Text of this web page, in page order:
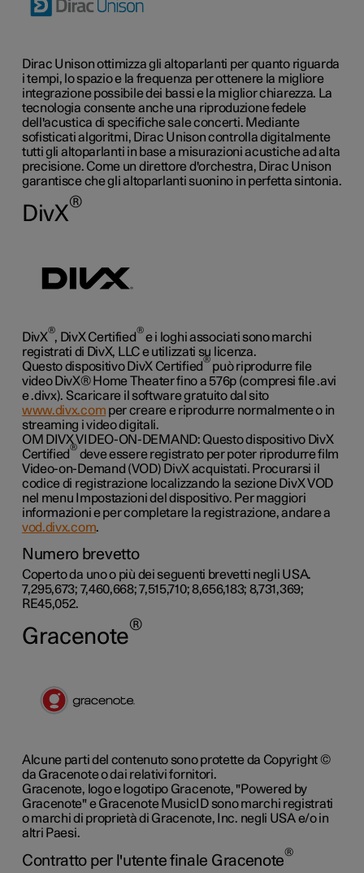
Dirac Unison ottimizza gli altoparlanti per quanto riguarda
i tempi, lo spazio e la frequenza per ottenere la migliore
integrazione possibile dei bassi e la miglior chiarezza. La
tecnologia consente anche una riproduzione fedele
dell'acustica di specifiche sale concerti. Mediante
sofisticati algoritmi, Dirac Unison controlla digitalmente
tutti gli altoparlanti in base a misurazioni acustiche ad alta
precisione. Come un direttore d'orchestra, Dirac Unison
garantisce che gli altoparlanti suonino in perfetta sintonia.
DivX
®
DivX
®
, DivX Certified
®
e i loghi associati sono marchi
registrati di DivX, LLC e utilizzati su licenza.
Questo dispositivo DivX Certified
®
può riprodurre file
video DivX® Home Theater fino a 576p (compresi file .avi
e .divx). Scaricare il software gratuito dal sito
www.divx.com per creare e riprodurre normalmente o in
streaming i video digitali.
OM DIVX VIDEO-ON-DEMAND: Questo dispositivo DivX
Certified
®
deve essere registrato per poter riprodurre film
Video-on-Demand (VOD) DivX acquistati. Procurarsi il
codice di registrazione localizzando la sezione DivX VOD
nel menu Impostazioni del dispositivo. Per maggiori
informazioni e per completare la registrazione, andare a
vod.divx.com.
Numero brevetto
Coperto da uno o più dei seguenti brevetti negli USA.
7,295,673; 7,460,668; 7,515,710; 8,656,183; 8,731,369;
RE45,052.
Gracenote
®
Alcune parti del contenuto sono protette da Copyright ©
da Gracenote o dai relativi fornitori.
Gracenote, logo e logotipo Gracenote, "Powered by
Gracenote" e Gracenote MusicID sono marchi registrati
o marchi di proprietà di Gracenote, Inc. negli USA e/o in
altri Paesi.
Contratto per l'utente finale Gracenote
®